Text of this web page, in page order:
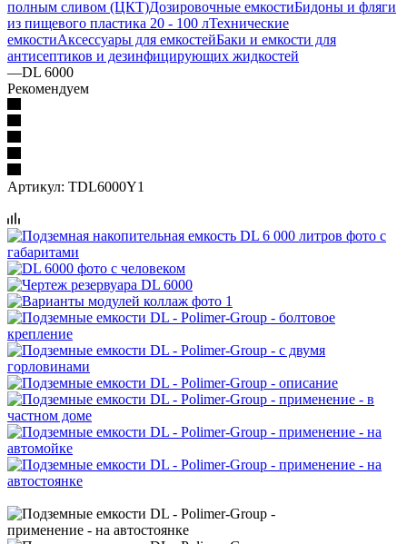
полным сливом (ЦКТ)Дозировочные емкостиБидоны и фляги
из пищевого пластика 20 - 100 лТехнические
емкостиАксессуары для емкостейБаки и емкости для
антисептиков и дезинфицирующих жидкостей
—DL 6000
Рекомендуем
Артикул: TDL6000Y1